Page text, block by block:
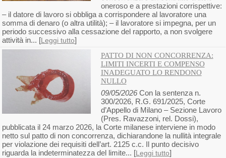
oneroso e a prestazioni corrispettive:
– il datore di lavoro si obbliga a corrispondere al lavoratore una
somma di denaro (o altra utilità); – il lavoratore si impegna, per un
periodo successivo alla cessazione del rapporto, a non svolgere
attività in... [Leggi tutto]
PATTO DI NON CONCORRENZA:
LIMITI INCERTI E COMPENSO
INADEGUATO LO RENDONO
NULLO
09/05/2026Con la sentenza n.
300/2026, R.G. 691/2025, Corte
d’Appello di Milano – Sezione Lavoro
(Pres. Ravazzoni, rel. Dossi),
pubblicata il 24 marzo 2026, la Corte milanese interviene in modo
netto sul patto di non concorrenza, dichiarandone la nullità integrale
per violazione dei requisiti dell’art. 2125 c.c. Il punto decisivo
riguarda la indeterminatezza del limite... [Leggi tutto]